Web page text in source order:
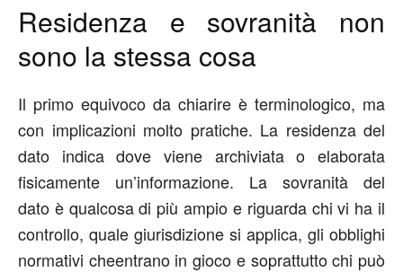
Residenza e sovranità non
sono la stessa cosa
Il primo equivoco da chiarire è terminologico, ma
con implicazioni molto pratiche. La residenza del
dato indica dove viene archiviata o elaborata
fisicamente un’informazione. La sovranità del
dato è qualcosa di più ampio eriguarda chivi ha il
controllo, quale giurisdizione si applica, gli obblighi
normativi cheentrano in gioco e soprattutto chi può